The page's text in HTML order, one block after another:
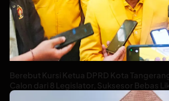
Berebut Kursi Ketua DPRD Kota
Calon dari 8 Legislator, Suksesor Bebas